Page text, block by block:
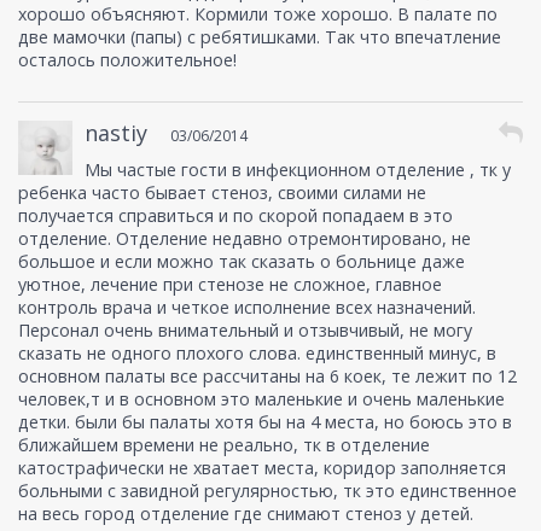
хорошо объясняют. Кормили тоже хорошо. В палате по
две мамочки (папы) с ребятишками. Так что впечатление
осталось положительное!
nastiy 03/06/2014
Мы частые гости в инфекционном отделение , тк у
ребенка часто бывает стеноз, своими силами не
получается справиться и по скорой попадаем в это
отделение. Отделение недавно отремонтировано, не
большое и если можно так сказать о больнице даже
уютное, лечение при стенозе не сложное, главное
контроль врача и четкое исполнение всех назначений.
Персонал очень внимательный и отзывчивый, не могу
сказать не одного плохого слова. единственный минус, в
основном палаты все рассчитаны на 6 коек, те лежит по 12
человек,т и в основном это маленькие и очень маленькие
детки. были бы палаты хотя бы на 4 места, но боюсь это в
ближайшем времени не реально, тк в отделение
катострафически не хватает места, коридор заполняется
больными с завидной регулярностью, тк это единственное
на весь город отделение где снимают стеноз у детей.